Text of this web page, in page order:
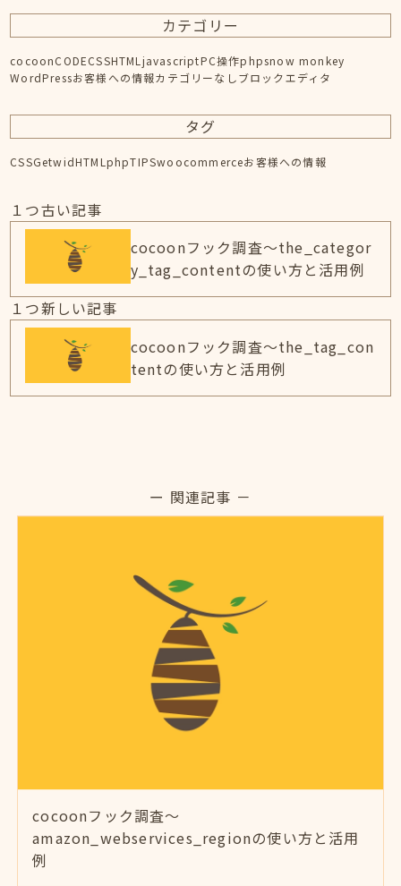
カテゴリー
cocoonCODECSSHTML javascriptPC操作phpsnow monkey
WordPressお客様への情報カテゴリーなしブロックエディタ
タグ
CSSGetwidHTML phpTIPSwoocommerceお客様への情報
１つ古い記事
cocoonフック調査～the_categor
y_tag_contentの使い方と活用例
１つ新しい記事
cocoonフック調査～the_tag_con
tentの使い方と活用例
ー 関連記事 －
cocoonフック調査～
amazon_webservices_regionの使い方と活用
例